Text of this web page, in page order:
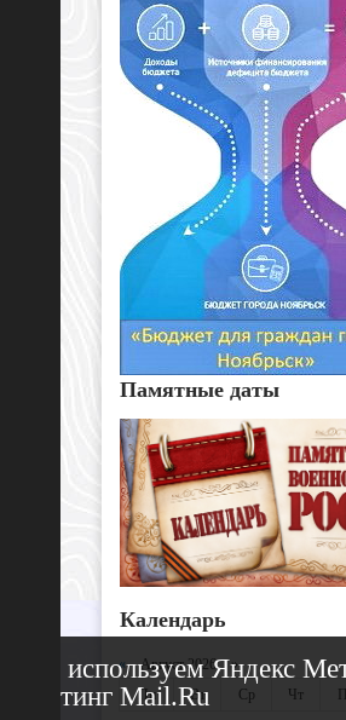
Памятные даты
Календарь
«Август 2026 »
Пн
Вт Ср Чт
Мы используем Яндекс
Рейтинг Mail.Ru